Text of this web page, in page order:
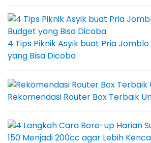
4 Tips Piknik Asyik buat Pria
yang Bisa Dicoba
Rekomendasi Router Box Terbaik